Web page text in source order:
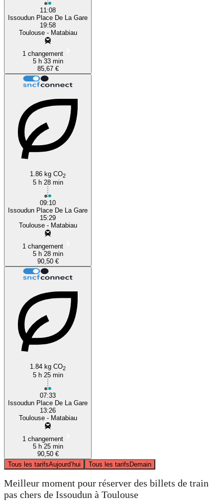
11:08
Issoudun Place De La Gare
19:58
Toulouse - Matabiau
1 changement
5 h 33 min
85,67 €
1.86 kg CO2
5 h 28 min
09:10
Issoudun Place De La Gare
15:29
Toulouse - Matabiau
1 changement
5 h 28 min
90,50 €
1.84 kg CO2
5 h 25 min
07:33
Issoudun Place De La Gare
13:26
Toulouse - Matabiau
1 changement
5 h 25 min
90,50 €
Tous les tarifsAujourd’hui Tous les tarifsDemain
Meilleur moment pour réserver des billets de train
pas chers de Issoudun à Toulouse